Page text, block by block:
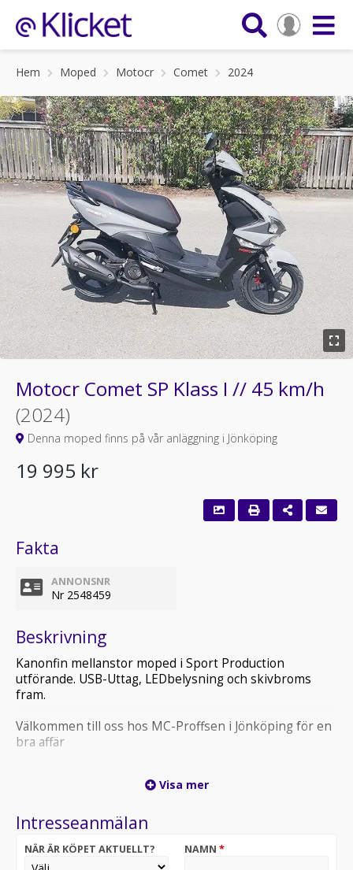
Hem Moped Motocr Comet 2024
Motocr Comet SP Klass I // 45 km/h
(2024)
Denna moped finns på vår anläggning i Jönköping
19 995 kr
Fakta
ANNONSNR
Nr 2548459
Beskrivning
Kanonfin mellanstor moped i Sport Production
utförande. USB-Uttag, LEDbelysning och skivbroms
fram.
Välkommen till oss hos MC-Proffsen i Jönköping för en
bra affär
Visa mer
Intresseanmälan
NÄR ÄR KÖPET AKTUELLT? NAMN *